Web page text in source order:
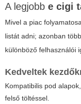
A legjobb e cigi
Mivel a piac
listát adni; azonban
különböző felhasználói
Kedveltek
Kompatibilis pod
felső töltéssel.